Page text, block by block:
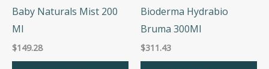
Baby Naturals Mist 200
Ml
$149.28
Bioderma Hydrabio
Bruma 300Ml
$311.43